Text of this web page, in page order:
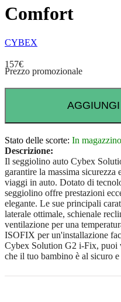
Comfort
CYBEX
157€
Prezzo promozionale
Stato delle scorte: In magazzino
Descrizione:
Il seggiolino auto Cybex
garantire la massima
viaggi in auto. Dotato di
seggiolino offre prestazioni
elegante. Le sue principali
laterale ottimale, schienale
ventilazione per una
ISOFIX per un'installazione
Cybex Solution G2 i-Fix, puoi
che il tuo bambino è al sicuro